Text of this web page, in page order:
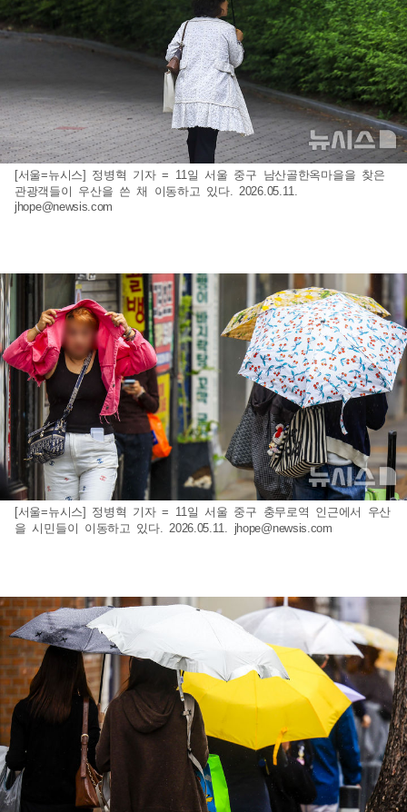
[서울=뉴시스] 정병혁 기자 = 11일 서울 중구 남산골한옥마을을 찾은
관광객들이 우산을 쓴 채 이동하고 있다. 2026.05.11.
jhope@newsis.com
[서울=뉴시스] 정병혁 기자 = 11일 서울 중구 충무로역 인근에서 우산
을 시민들이 이동하고 있다. 2026.05.11. jhope@newsis.com